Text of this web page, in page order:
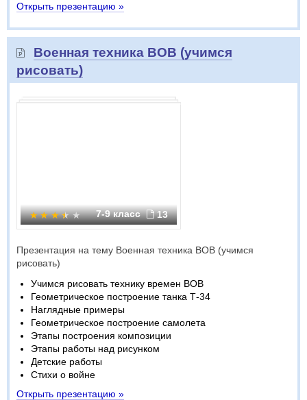
Открыть презентацию »
Военная техника ВОВ (учимся
рисовать)
7-9 класс 13
Презентация на тему Военная техника ВОВ (учимся
рисовать)
Учимся рисовать технику времен ВОВ
Геометрическое построение танка Т-34
Наглядные примеры
Геометрическое построение самолета
Этапы построения композиции
Этапы работы над рисунком
Детские работы
Стихи о войне
Открыть презентацию »